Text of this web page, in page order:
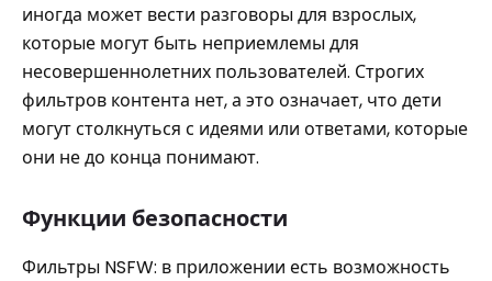
иногда может вести разговоры для взрослых,
которые могут быть неприемлемы для
несовершеннолетних пользователей. Строгих
фильтров контента нет, а это означает, что дети
могут столкнуться с идеями или ответами, которые
они не до конца понимают.
Функции безопасности
Фильтры NSFW: в приложении есть возможность